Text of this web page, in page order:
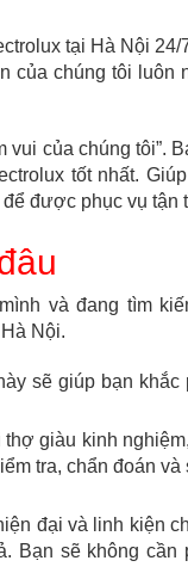
tại Hà Nội
chúng tôi luôn
của chúng tôi”.
tốt nhất.
được phục vụ tận
và đang tìm
Nội.
sẽ giúp bạn khắc
giàu kinh
tra, chẩn đoán
đại và linh kiện
Bạn sẽ không cần